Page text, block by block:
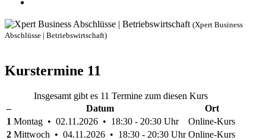
(Xpert Business
Abschlüsse | Betriebswirtschaft)
Kurstermine 11
Insgesamt gibt es 11 Termine zum diesen Kurs
–
Datum
Ort
1 Montag • 02.11.2026 • 18:30 - 20:30 Uhr
Online-Kurs
2 Mittwoch • 04.11.2026 • 18:30 - 20:30 Uhr Online-Kurs